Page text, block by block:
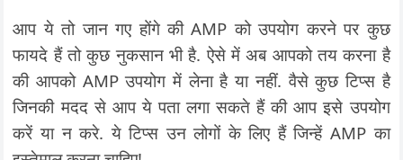
आप ये तो जान गए होंगे की AMP को उपयोग करने पर कुछ
फायदे हैं तो कुछ नुकसान भी है. ऐसे में अब आपको तय करना है
की आपको AMP उपयोग में लेना है या नहीं. वैसे कुछ टिप्स है
जिनकी मदद से आप ये पता लगा सकते हैं की आप इसे उपयोग
करें या न करे. ये टिप्स उन लोगों के लिए हैं जिन्हें AMP का